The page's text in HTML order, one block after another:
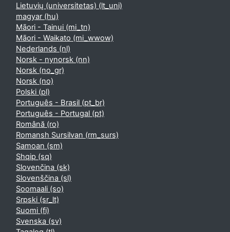
Lietuvių (universitetas) ‎(lt_uni)‎
magyar ‎(hu)‎
Māori - Tainui ‎(mi_tn)‎
Māori - Waikato ‎(mi_wwow)‎
Nederlands ‎(nl)‎
Norsk - nynorsk ‎(nn)‎
Norsk ‎(no_gr)‎
Norsk ‎(no)‎
Polski ‎(pl)‎
Português - Brasil ‎(pt_br)‎
Português - Portugal ‎(pt)‎
Română ‎(ro)‎
Romansh Sursilvan ‎(rm_surs)‎
Samoan ‎(sm)‎
Shqip ‎(sq)‎
Slovenčina ‎(sk)‎
Slovenščina ‎(sl)‎
Soomaali ‎(so)‎
Srpski ‎(sr_lt)‎
Suomi ‎(fi)‎
Svenska ‎(sv)‎